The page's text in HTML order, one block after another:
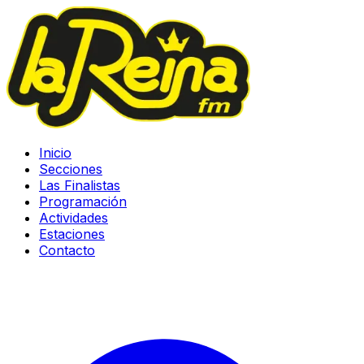
Inicio
Secciones
Las Finalistas
Programación
Actividades
Estaciones
Contacto